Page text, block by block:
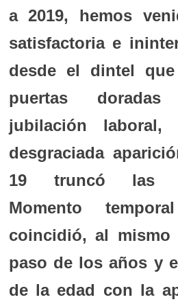
a 2019, hemos
satisfactoria e
desde el dintel
puertas
jubilación
desgraciada
19 truncó las
Momento
coincidió, al mismo
paso de los años y
de la edad con la